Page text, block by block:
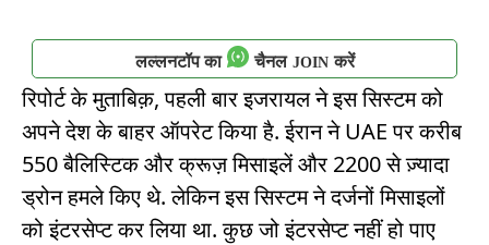
लल्लनटॉप का चैनल JOIN करें
रिपोर्ट के मुताबिक़, पहली बार इजरायल ने इस सिस्टम को
अपने देश के बाहर ऑपरेट किया है. ईरान ने UAE पर करीब
550 बैलिस्टिक और क्रूज़ मिसाइलें और 2200 से ज़्यादा
ड्रोन हमले किए थे. लेकिन इस सिस्टम ने दर्जनों मिसाइलों
को इंटरसेप्ट कर लिया था. कुछ जो इंटरसेप्ट नहीं हो पाए